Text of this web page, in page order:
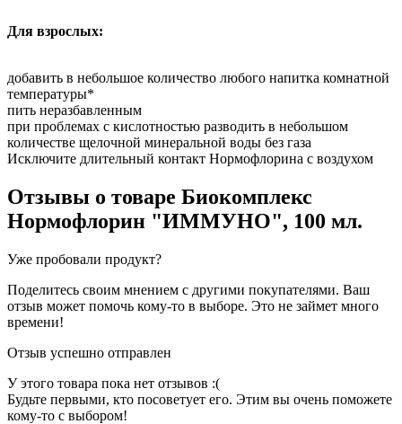
Для взрослых:
добавить в небольшое количество любого напитка комнатной
температуры*
пить неразбавленным
при проблемах с кислотностью разводить в небольшом
количестве щелочной минеральной воды без газа
Исключите длительный контакт Нормофлорина с воздухом
Отзывы о товаре Биокомплекс
Нормофлорин "ИММУНО", 100 мл.
Уже пробовали продукт?
Поделитесь своим мнением с другими покупателями. Ваш
отзыв может помочь кому-то в выборе. Это не займет много
времени!
Отзыв успешно отправлен
У этого товара пока нет отзывов :(
Будьте первыми, кто посоветует его. Этим вы очень поможете
кому-то с выбором!